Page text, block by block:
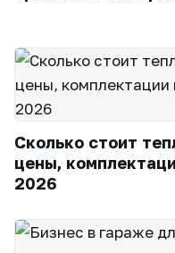
Сколько стоит
цены,
2026